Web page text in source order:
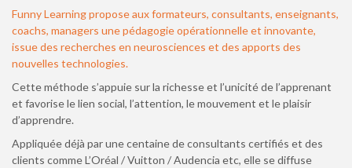
Funny Learning propose aux formateurs, consultants, enseignants,
coachs, managers une pédagogie opérationnelle et innovante,
issue des recherches en neurosciences et des apports des
nouvelles technologies.
Cette méthode s’appuie sur la richesse et l’unicité de l’apprenant
et favorise le lien social, l’attention, le mouvement et le plaisir
d’apprendre.
Appliquée déjà par une centaine de consultants certifiés et des
clients comme L’Oréal / Vuitton / Audencia etc, elle se diffuse